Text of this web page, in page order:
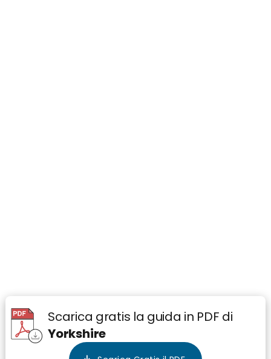
Scarica gratis la guida in PDF di
Yorkshire